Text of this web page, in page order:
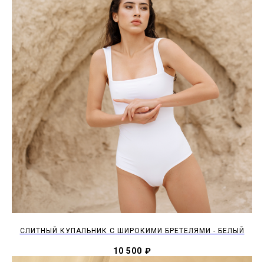
CЛИТНЫЙ КУПАЛЬНИК С ШИРОКИМИ БРЕТЕЛЯМИ - БЕЛЫЙ
10 500 ₽